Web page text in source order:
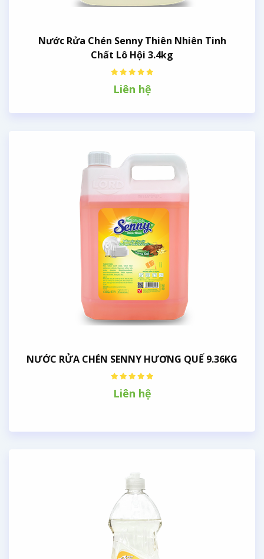
Nước Rửa Chén Senny Thiên Nhiên Tinh
Chất Lô Hội 3.4kg
Liên hệ
NƯỚC RỬA CHÉN SENNY HƯƠNG QUẾ 9.36KG
Liên hệ